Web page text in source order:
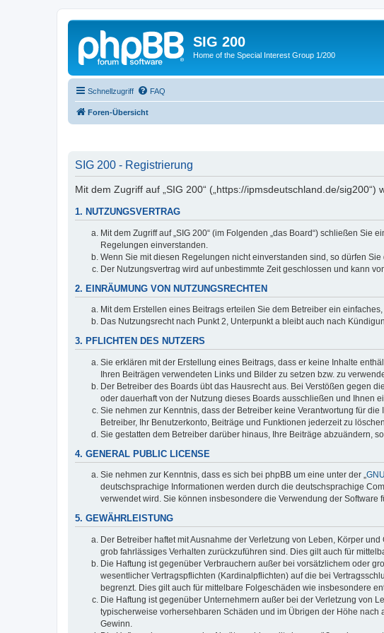
SIG 200
Home of the Special Interest Group 1/200
Schnellzugriff FAQ
Foren-Übersicht
SIG 200 - Registrierung
Mit dem Zugriff auf „SIG 200“ („https://ipmsdeutschland.de/
1. NUTZUNGSVERTRAG
Mit dem Zugriff auf „SIG 200“ (im Folgenden „das Board“) schließen
Regelungen einverstanden.
Wenn Sie mit diesen Regelungen nicht einverstanden sind, so dürfen
Der Nutzungsvertrag wird auf unbestimmte Zeit geschlossen und kann
2. EINRÄUMUNG VON NUTZUNGSRECHTEN
Mit dem Erstellen eines Beitrags erteilen Sie dem Betreiber ein
Das Nutzungsrecht nach Punkt 2, Unterpunkt a bleibt auch nach
3. PFLICHTEN DES NUTZERS
Sie erklären mit der Erstellung eines Beitrags, dass er keine Inhalte
Ihren Beiträgen verwendeten Links und Bilder zu setzen bzw. zu
Der Betreiber des Boards übt das Hausrecht aus. Bei Verstößen gegen
oder dauerhaft von der Nutzung dieses Boards ausschließen und Ihnen
Sie nehmen zur Kenntnis, dass der Betreiber keine Verantwortung für
Betreiber, Ihr Benutzerkonto, Beiträge und Funktionen jederzeit zu
Sie gestatten dem Betreiber darüber hinaus, Ihre Beiträge abzuändern,
4. GENERAL PUBLIC LICENSE
Sie nehmen zur Kenntnis, dass es sich bei phpBB um eine unter der „
deutschsprachige Informationen werden durch die deutschsprachige
verwendet wird. Sie können insbesondere die Verwendung der
5. GEWÄHRLEISTUNG
Der Betreiber haftet mit Ausnahme der Verletzung von Leben, Körper
grob fahrlässiges Verhalten zurückzuführen sind. Dies gilt auch für
Die Haftung ist gegenüber Verbrauchern außer bei vorsätzlichem oder
wesentlicher Vertragspflichten (Kardinalpflichten) auf die bei
begrenzt. Dies gilt auch für mittelbare Folgeschäden wie insbesondere
Die Haftung ist gegenüber Unternehmern außer bei der Verletzung von
typischerweise vorhersehbaren Schäden und im Übrigen der Höhe
Gewinn.